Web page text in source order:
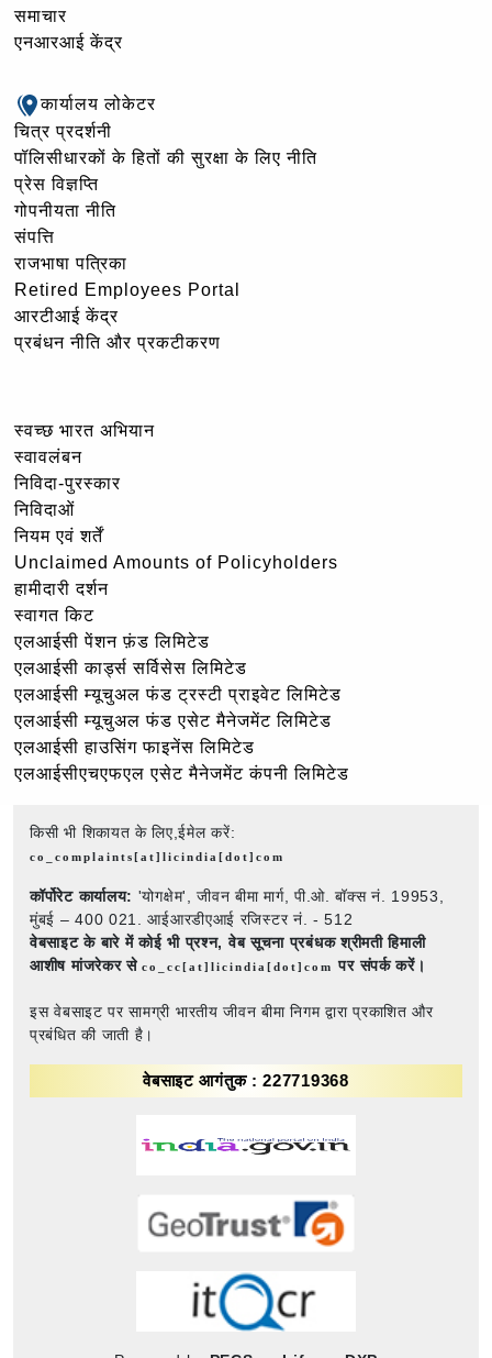
समाचार
एनआरआई केंद्र
कार्यालय लोकेटर
चित्र प्रदर्शनी
पॉलिसीधारकों के हितों की सुरक्षा के लिए नीति
प्रेस विज्ञप्ति
गोपनीयता नीति
संपत्ति
राजभाषा पत्रिका
Retired Employees Portal
आरटीआई केंद्र
प्रबंधन नीति और प्रकटीकरण
स्वच्छ भारत अभियान
स्वावलंबन
निविदा-पुरस्कार
निविदाओं
नियम एवं शर्तें
Unclaimed Amounts of Policyholders
हामीदारी दर्शन
स्वागत किट
एलआईसी पेंशन फ़ंड लिमिटेड
एलआईसी कार्ड्स सर्विसेस लिमिटेड
एलआईसी म्यूचुअल फंड ट्रस्टी प्राइवेट लिमिटेड
एलआईसी म्यूचुअल फंड एसेट मैनेजमेंट लिमिटेड
एलआईसी हाउसिंग फाइनेंस लिमिटेड
एलआईसीएचएफएल एसेट मैनेजमेंट कंपनी लिमिटेड
किसी भी शिकायत के लिए,ईमेल करें:
co_complaints[at]licindia[dot]com
कॉर्पोरेट कार्यालय: 'योगक्षेम', जीवन बीमा मार्ग, पी.ओ. बॉक्स नं. 19953,
मुंबई – 400 021. आईआरडीएआई रजिस्टर नं. - 512
वेबसाइट के बारे में कोई भी प्रश्न, वेब सूचना प्रबंधक श्रीमती हिमाली
आशीष मांजरेकर सेco_cc[at]licindia[dot]comपर संपर्क करें।
इस वेबसाइट पर सामग्री भारतीय जीवन बीमा निगम द्वारा प्रकाशित और
प्रबंधित की जाती है।
वेबसाइट आगंतुक : 227719368